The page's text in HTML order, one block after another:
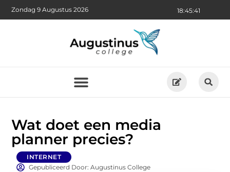
18:45:42
Zondag 9 Augustus 2026
Wat doet een media
planner precies?
INTERNET
Gepubliceerd Door: Augustinus College